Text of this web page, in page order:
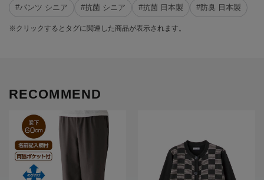
#パンツ シニア #抗菌 シニア #抗菌 日本製 #防臭 日本製
※クリックするとタグに関連した商品が表示されます。
RECOMMEND